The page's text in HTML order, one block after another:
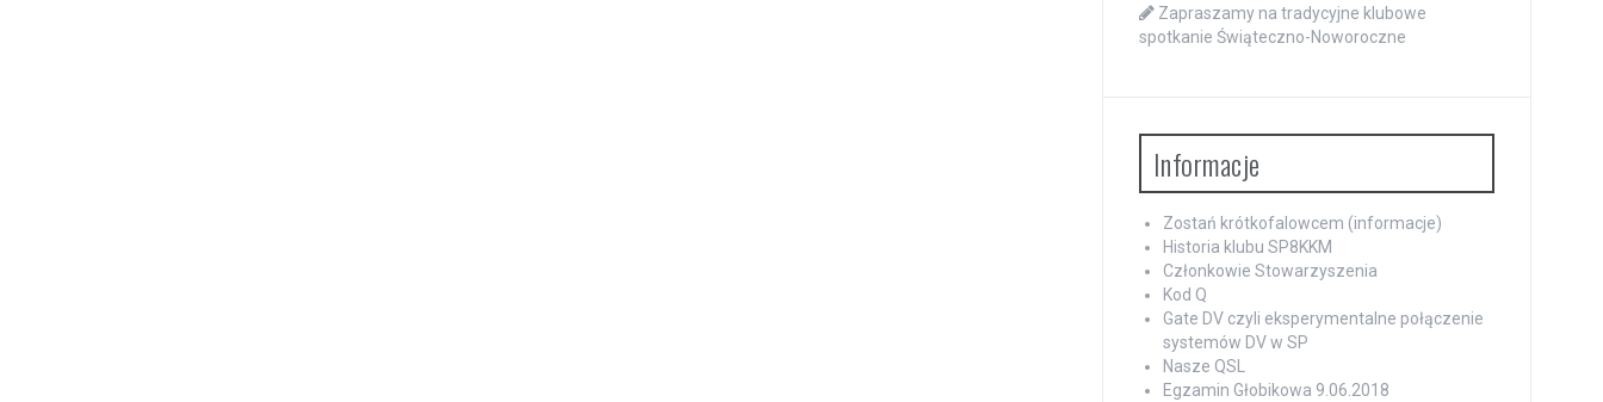
Zapraszamy na tradycyjne klubowe
spotkanie Świąteczno-Noworoczne
Informacje
Zostań krótkofalowcem (informacje)
Historia klubu SP8KKM
Członkowie Stowarzyszenia
Kod Q
Gate DV czyli eksperymentalne połączenie
systemów DV w SP
Nasze QSL
Egzamin Głobikowa 9.06.2018